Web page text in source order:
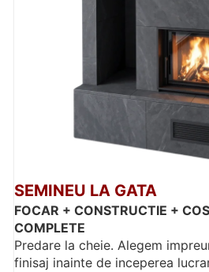
SEMINEU LA GATA
FOCAR + CONSTRUCTIE +
COMPLETE
Predare la cheie. Alegem
finisaj inainte de inceperea